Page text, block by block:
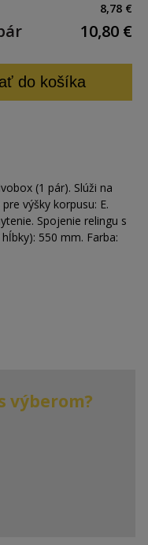
8,78 €
10,80 €
do košíka
(1 pár). Slúži na
výšky korpusu: E.
Spojenie relingu s
550 mm. Farba:
výberom?